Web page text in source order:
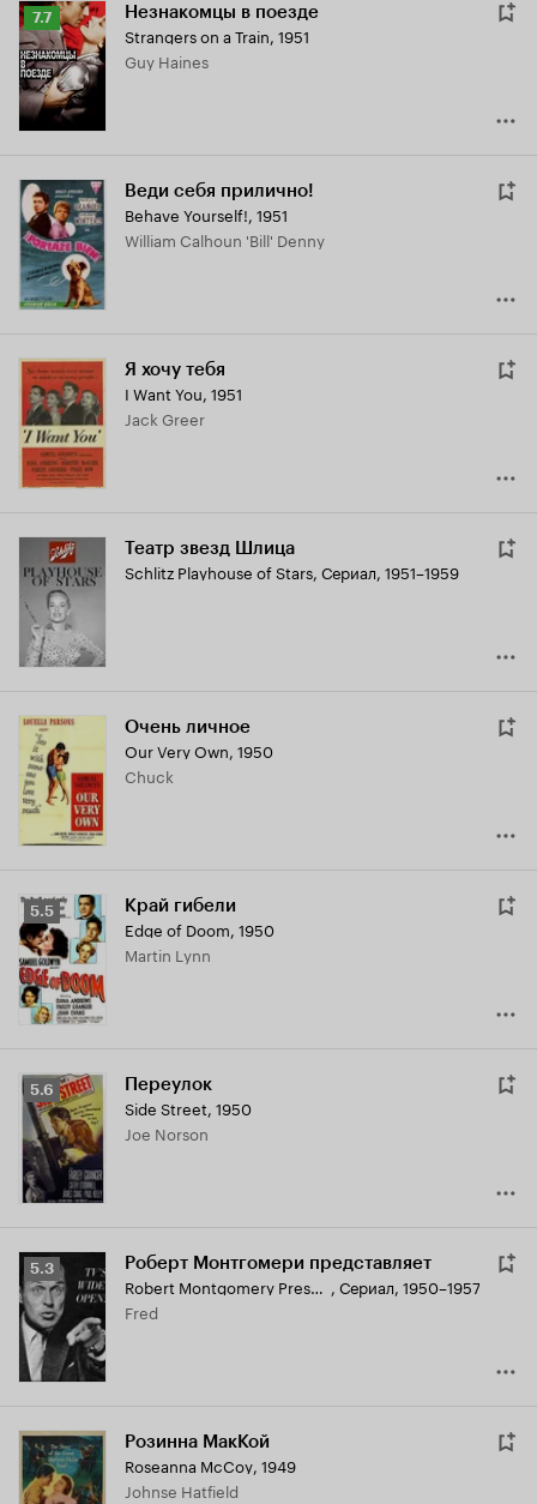
Рейтинг
Кинопоиска
7.7
7.7 Незнакомцы в поезде
Strangers on a Train, 1951
Guy Haines
Веди себя прилично!
Behave Yourself!, 1951
William Calhoun 'Bill' Denny
Я хочу тебя
I Want You, 1951
Jack Greer
Театр звезд Шлица
Schlitz Playhouse of Stars, Сериал, 1951–1959
Очень личное
Our Very Own, 1950
Chuck
Рейтинг
Кинопоиска
5.5
5.5 Край гибели
Edge of Doom, 1950
Martin Lynn
Рейтинг
Кинопоиска
5.6
5.6 Переулок
Side Street, 1950
Joe Norson
Рейтинг
Кинопоиска
5.3
5.3 Роберт Монтгомери представляет
Robert Montgomery Presents , Сериал, 1950–1957
Fred
Розинна МакКой
Roseanna McCoy, 1949
Johnse Hatfield